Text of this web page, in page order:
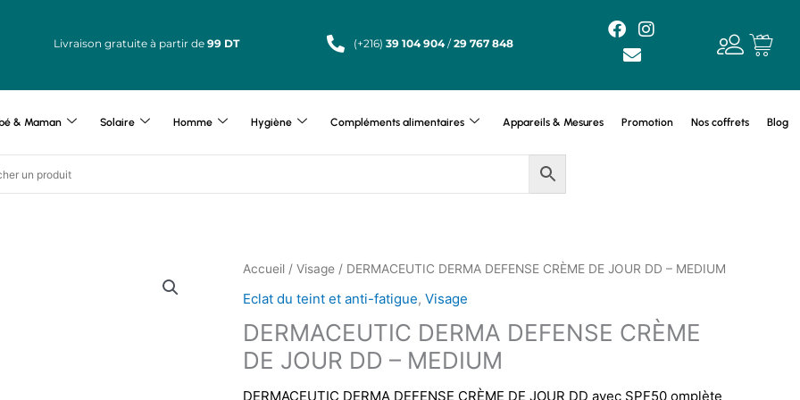
Livraison gratuite à partir de99 DT (+216) 39 104 904/29 767 848
F
a
c
o
I
g
r
E
n
v
o
p
& Maman Solaire Homme Hygiène Compléments alimentaires Appareils & Mesures Promotion Nos coffrets Blog
Accueil / Visage / DERMACEUTIC DERMA DEFENSE CRÈME DE JOUR DD – MEDIUM
Eclat du teint et anti-fatigue, Visage
DERMACEUTIC DERMA DEFENSE CRÈME
DE JOUR DD – MEDIUM
DERMACEUTIC DERMA DEFENSE CRÈME DE JOUR DD avec SPF50 omplète